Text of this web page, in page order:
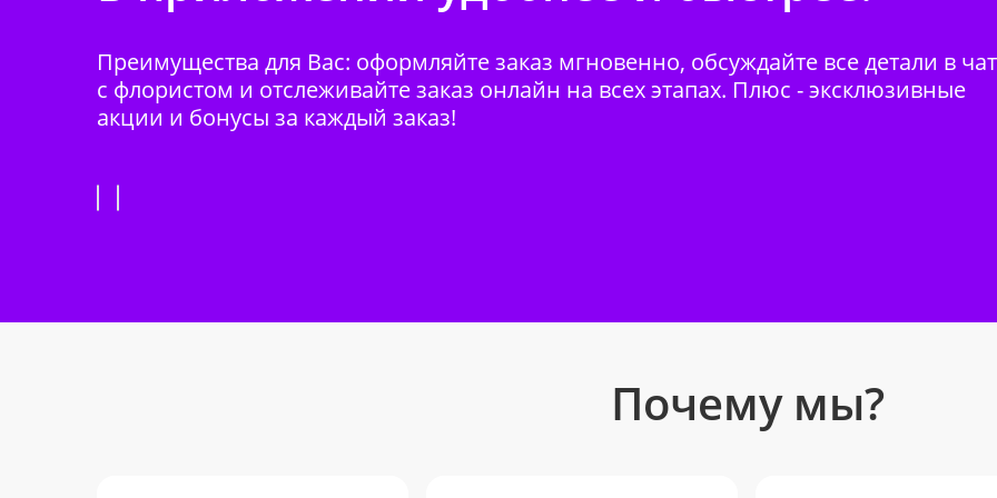
Преимущества для Вас: оформляйте заказ мгновенно, обсуждайте все детали в
с флористом и отслеживайте заказ онлайн на всех этапах. Плюс - эксклюзивные
акции и бонусы за каждый заказ!
Почему мы?